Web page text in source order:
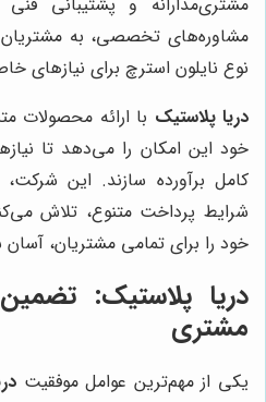
مشاوره‌های تخصصی، به
نوع نایلون استرچ برای نیازهای
دریا پلاستیک با ارائه محصولات
خود این امکان را می‌دهد تا
کامل برآورده سازند. این
شرایط پرداخت متنوع، تلاش
خود را برای تمامی مشتریان، آسان
دریا پلاستیک:
مشتری
یکی از مهم‌ترین عوامل موفقیت